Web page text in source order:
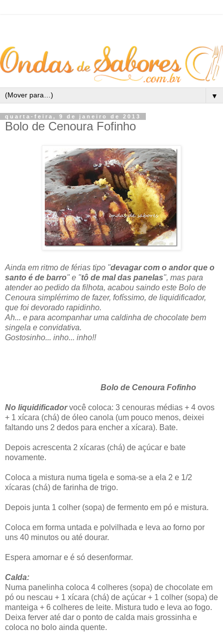
▼
quarta-feira, 9 de janeiro de 2013
Bolo de Cenoura Fofinho
Ainda em ritmo de férias tipo "devagar com o andor que o
santo é de barro" e "tô de mal das panelas", mas para
atender ao pedido da filhota, acabou saindo este Bolo de
Cenoura simplérrimo de fazer, fofíssimo, de liquidificador,
que foi devorado rapidinho.
Ah... e para acompanhar uma caldinha de chocolate bem
singela e convidativa.
Gostosinho... inho... inho!!
Bolo de Cenoura Fofinho
No liquidificadorvocê coloca: 3 cenouras médias + 4 ovos
+ 1 xícara (chá) de óleo canola (um pouco menos, deixei
faltando uns 2 dedos para encher a xícara). Bate.
Depois acrescenta 2 xícaras (chá) de açúcar e bate
novamente.
Coloca a mistura numa tigela e soma-se a ela 2 e 1/2
xícaras (chá) de farinha de trigo.
Depois junta 1 colher (sopa) de fermento em pó e mistura.
Coloca em forma untada e polvilhada e leva ao forno por
uns 40 minutos ou até dourar.
Espera amornar e é só desenformar.
Calda:
Numa panelinha coloca 4 colheres (sopa) de chocolate em
pó ou nescau + 1 xícara (chá) de açúcar + 1 colher (sopa) de
manteiga + 6 colheres de leite. Mistura tudo e leva ao fogo.
Deixa ferver até dar o ponto de calda mais grossinha e
coloca no bolo ainda quente.